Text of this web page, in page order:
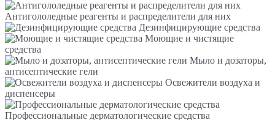
Антигололедные реагенты и распределители для них
Дезинфицирующие средства
Моющие и чистящие
средства
Мыло и дозаторы,
антисептические гели
Освежители воздуха и
диспенсеры
Профессиональные дерматологические средства